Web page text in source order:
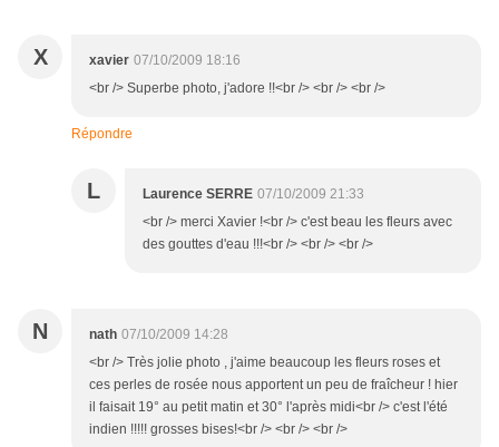
X xavier 07/10/2009 18:16
<br /> Superbe photo, j'adore !!<br /> <br /> <br />
Répondre
L Laurence SERRE 07/10/2009 21:33
<br /> merci Xavier !<br /> c'est beau les fleurs avec
des gouttes d'eau !!!<br /> <br /> <br />
N nath 07/10/2009 14:28
<br /> Très jolie photo , j'aime beaucoup les fleurs roses et
ces perles de rosée nous apportent un peu de fraîcheur ! hier
il faisait 19° au petit matin et 30° l'après midi<br /> c'est l'été
indien !!!!! grosses bises!<br /> <br /> <br />